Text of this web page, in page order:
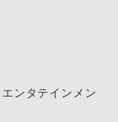
ンタテインメン